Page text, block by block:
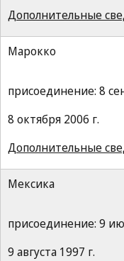
Дополнительные
Марокко
присоединение: 8
8 октября 2006 г.
Дополнительные
Мексика
присоединение: 9
9 августа 1997 г.